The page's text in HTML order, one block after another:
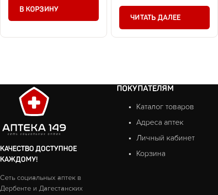
В КОРЗИНУ
ЧИТАТЬ ДАЛЕЕ
КАЧЕСТВО ДОСТУПНОЕ
КАЖДОМУ!
Сеть социальных аптек в
Дербенте и Дагестанских
ПОКУПАТЕЛЯМ
Каталог товаров
Адреса аптек
Личный кабинет
Корзина